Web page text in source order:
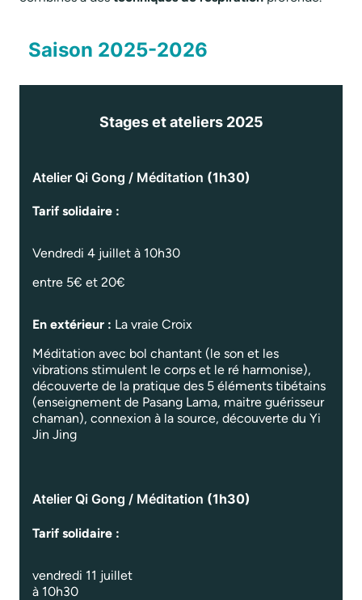
Saison 2025-2026
Stages et ateliers 2025
Atelier Qi Gong / Méditation (1h30)
Tarif solidaire :
Vendredi 4 juillet à 10h30
entre 5€ et 20€
En extérieur : La vraie Croix
Méditation avec bol chantant (le son et les
vibrations stimulent le corps et le ré harmonise),
découverte de la pratique des 5 éléments tibétains
(enseignement de Pasang Lama, maitre guérisseur
chaman), connexion à la source, découverte du Yi
Jin Jing
Atelier Qi Gong / Méditation (1h30)
Tarif solidaire :
vendredi 11 juillet
à 10h30